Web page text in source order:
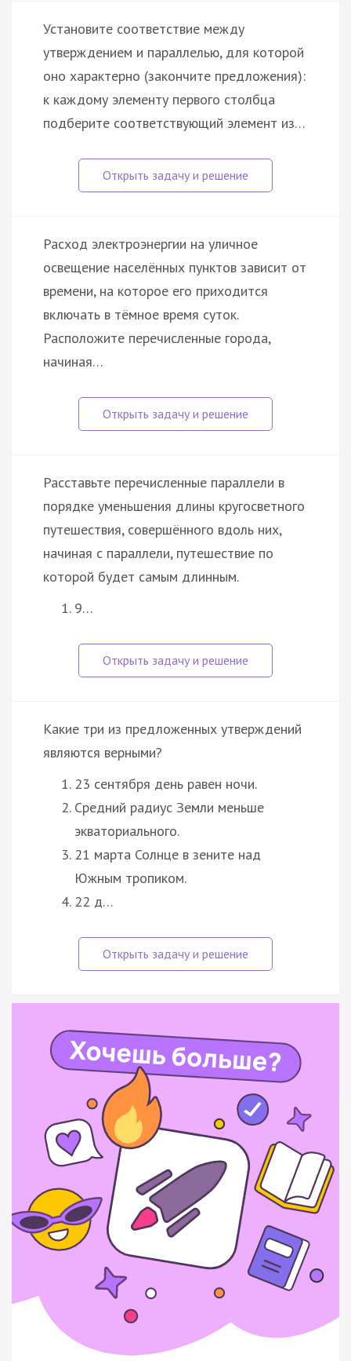
Установите соответствие между
утверждением и параллелью, для которой
оно характерно (закончите предложения):
к каждому элементу первого столбца
подберите соответствующий элемент из…
Расход электроэнергии на уличное
освещение населённых пунктов зависит от
времени, на которое его приходится
включать в тёмное время суток.
Расположите перечисленные города,
начиная…
Расставьте перечисленные параллели в
порядке уменьшения длины кругосветного
путешествия, совершённого вдоль них,
начиная с параллели, путешествие по
которой будет самым длинным.
9…
Какие три из предложенных утверждений
являются верными?
23 сентября день равен ночи.
Средний радиус Земли меньше
экваториального.
21 марта Солнце в зените над
Южным тропиком.
22 д…